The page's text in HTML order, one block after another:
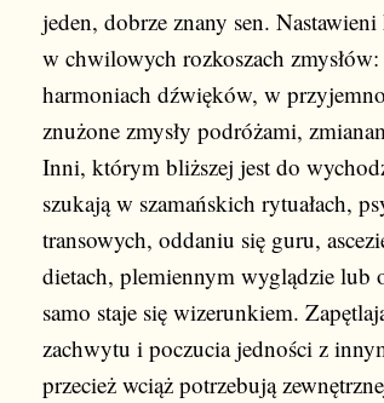
jeden, dobrze znany sen.
w chwilowych rozkoszach
harmoniach dźwięków, w
znużone zmysły podróżami,
Inni, którym bliższej jest do
szukają w szamańskich rytuałach,
transowych, oddaniu się guru,
dietach, plemiennym wyglądzie lub
samo staje się wizerunkiem.
zachwytu i poczucia jedności z
przecież wciąż potrzebują